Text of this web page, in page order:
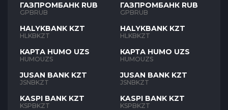
ГАЗПРОМБАНК RUB
GPBRUB
HALYKBANK KZT
HLKBKZT
КАРТА HUMO UZS
HUMOUZS
JUSAN BANK KZT
JSNBKZT
KASPI BANK KZT
KSPBKZT
ГАЗПРОМБАНК RUB
GPBRUB
HALYKBANK KZT
HLKBKZT
КАРТА HUMO UZS
HUMOUZS
JUSAN BANK KZT
JSNBKZT
KASPI BANK KZT
KSPBKZT